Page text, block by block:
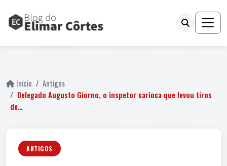
Início
Antigos
Delegado Augusto Giorno, o inspetor carioca que levou tiros
de…
ANTIGOS